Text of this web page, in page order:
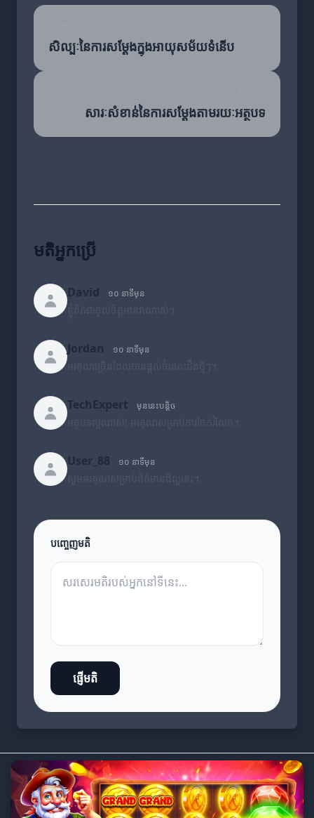
សិល្បៈនៃការសម្តែងក្នុងអាយុសម័យទំនើប
សារៈសំខាន់នៃការសម្តែងតាមរយៈអត្ថបទ
មតិអ្នកប្រើ
David ១០ នាទីមុន
Jordan ១០ នាទីមុន
TechExpert មុននេះបន្តិច
User_88 ១០ នាទីមុន
បញ្ចេញមតិ
ផ្ញើមតិ